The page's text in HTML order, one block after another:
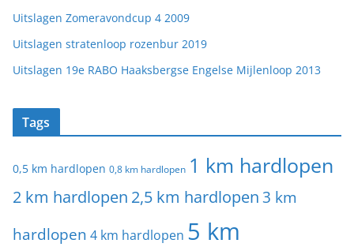
Uitslagen Zomeravondcup 4 2009
Uitslagen stratenloop rozenbur 2019
Uitslagen 19e RABO Haaksbergse Engelse Mijlenloop 2013
Tags
0,5 km hardlopen 0,8 km hardlopen 1 km hardlopen
2 km hardlopen 2,5 km hardlopen 3 km
hardlopen 4 km hardlopen 5 km